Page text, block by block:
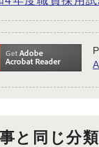
と同じ分